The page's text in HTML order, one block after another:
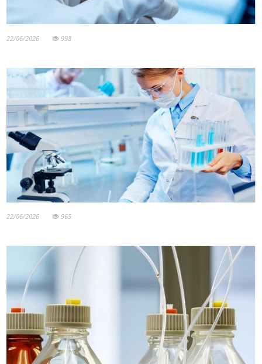
22/06/2026 998
22/06/2026 965